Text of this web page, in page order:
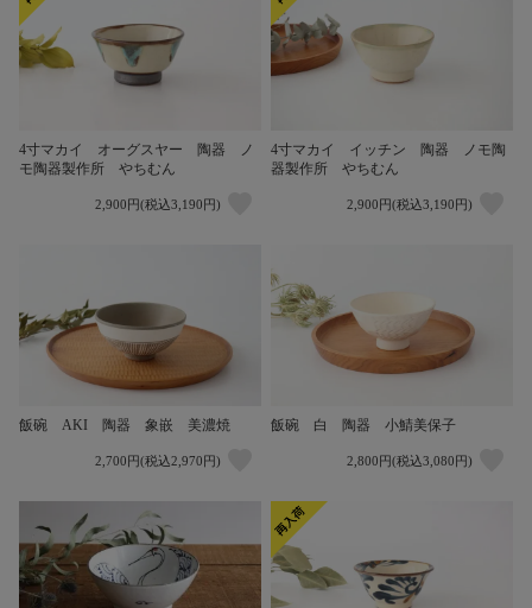
4寸マカイ オーグスヤー 陶器 ノ
モ陶器製作所 やちむん
2,900円(税込3,190円)
4寸マカイ イッチン 陶器 ノモ陶
器製作所 やちむん
2,900円(税込3,190円)
飯碗 AKI 陶器 象嵌 美濃焼
2,700円(税込2,970円)
飯碗 白 陶器 小鯖美保子
2,800円(税込3,080円)